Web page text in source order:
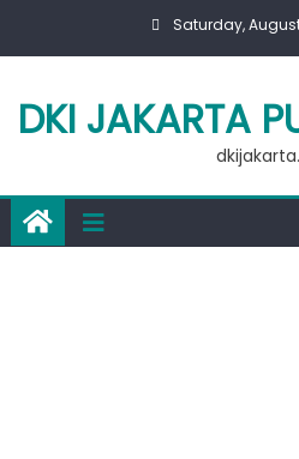
Saturday,
DKI JAKARTA